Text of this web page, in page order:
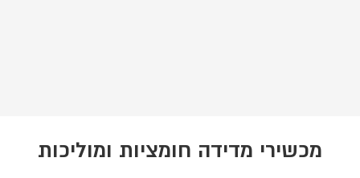
מכשירי מדידה חומציות ומוליכות